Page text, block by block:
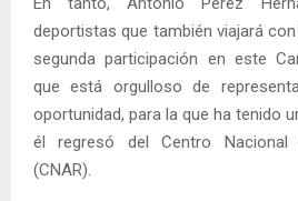
deportistas que también viajará
segunda participación en este
que está orgulloso de
oportunidad, para la que ha tenido
él regresó del Centro Nacional
(CNAR).